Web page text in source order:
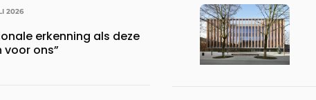
2026
erkenning als deze
voor ons”